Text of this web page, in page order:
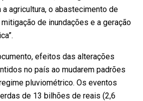
agricultura, o abastecimento de
de inundações e a geração
efeitos das alterações
no país ao mudarem padrões
pluviométrico. Os eventos
de 13 bilhões de reais (2,6